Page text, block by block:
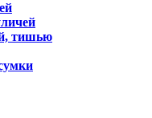
тишью